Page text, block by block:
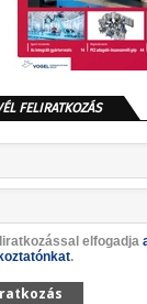
FELIRATKOZÁS
elfogadja
.